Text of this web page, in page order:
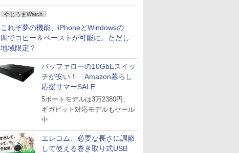
やじうまWatch
これぞ夢の機能、iPhoneとWindowsの
間でコピー＆ペーストが可能に。ただし
地域限定？
バッファローの10GbEスイッ
チが安い！ Amazon暮らし
応援サマーSALE
5ポートモデルは3万2380円、
ギガビット対応モデルもセール
中
エレコム、必要な長さに調節
して使える巻き取り式USB